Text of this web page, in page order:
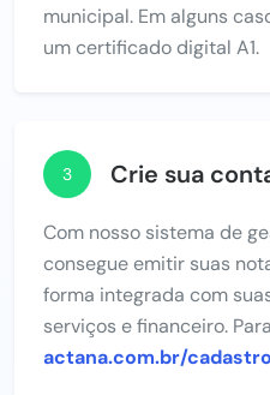
municipal. Em alguns
um certificado digital A1.
3 Crie sua
Com nosso sistema de
consegue emitir suas
forma integrada com
serviços e financeiro.
actana.com.br/cadastro